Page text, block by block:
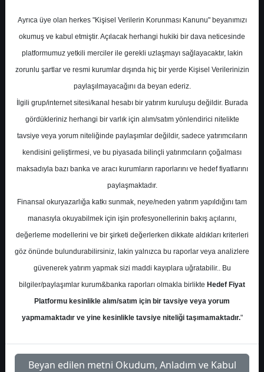
0 0
En Yüksek Tahmin
Ortalama Fiyat Tahmini
Ortalama Getiri Potansiyeli
Kurum Sayısı
16
10
Paralel
Get.
1
Altı
Get.
1
Üstü
Get.
3 1
Perşembe, 10 Ağustos 2023
Ayrıca üye olan herkes "Kişisel Verilerin Korunması Kanunu" beyanımızı
okumuş ve kabul etmiştir. Açılacak herhangi hukiki bir dava neticesinde
platformumuz yetkili merciler ile gerekli uzlaşmayı sağlayacaktır, lakin
zorunlu şartlar ve resmi kurumlar dışında hiç bir yerde Kişisel Verilerinizin
paylaşılmayacağını da beyan ederiz.
İlgili grup/internet sitesi/kanal hesabı bir yatırım kuruluşu değildir. Burada
gördükleriniz herhangi bir varlık için alım/satım yönlendirici nitelikte
tavsiye veya yorum niteliğinde paylaşımlar değildir, sadece yatırımcıların
kendisini geliştirmesi, ve bu piyasada bilinçli yatırımcıların çoğalması
maksadıyla bazı banka ve aracı kurumların raporlarını ve hedef fiyatlarını
paylaşmaktadır.
Finansal okuryazarlığa katkı sunmak, neye/neden yatırım yapıldığını tam
manasıyla okuyabilmek için işin profesyonellerinin bakış açılarını,
değerleme modellerini ve bir şirketi değerlerken dikkate aldıkları kriterleri
göz önünde bulundurabilirsiniz, lakin yalnızca bu raporlar veya analizlere
güvenerek yatırım yapmak sizi maddi kayıplara uğratabilir.. Bu
bilgiler/paylaşımlar kurum&banka raporları olmakla birlikte Hedef Fiyat
Platformu kesinlikle alım/satım için bir tavsiye veya yorum
yapmamaktadır ve yine kesinlikle tavsiye niteliği taşımamaktadır."
Beyan edilen metni Okudum, Anladım ve Kabul